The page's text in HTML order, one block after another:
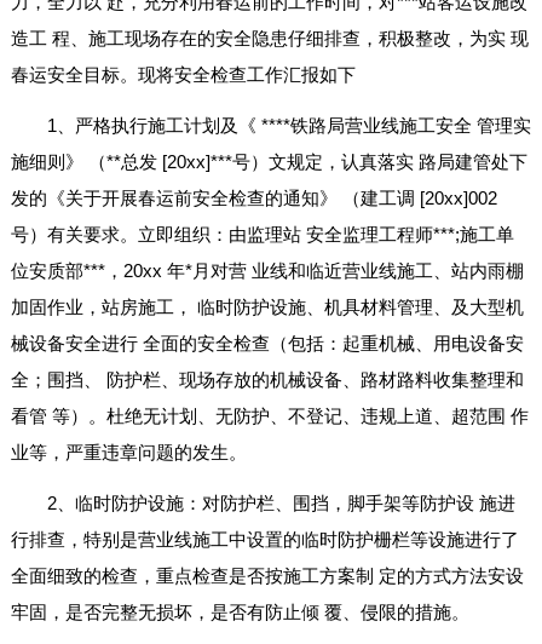
造工 程、施工现场存在的安全隐患仔细排查，积极整改，为实 现
春运安全目标。现将安全检查工作汇报如下
1、严格执行施工计划及《 ****铁路局营业线施工安全 管理实
施细则》 （**总发 [20xx]***号）文规定，认真落实 路局建管处下
发的《关于开展春运前安全检查的通知》 （建工调 [20xx]002
号）有关要求。立即组织：由监理站 安全监理工程师***;施工单
位安质部***，20xx 年*月对营 业线和临近营业线施工、站内雨棚
加固作业，站房施工， 临时防护设施、机具材料管理、及大型机
械设备安全进行 全面的安全检查（包括：起重机械、用电设备安
全；围挡、 防护栏、现场存放的机械设备、路材路料收集整理和
看管 等）。杜绝无计划、无防护、不登记、违规上道、超范围 作
业等，严重违章问题的发生。
2、临时防护设施：对防护栏、围挡，脚手架等防护设 施进
行排查，特别是营业线施工中设置的临时防护栅栏等设施进行了
全面细致的检查，重点检查是否按施工方案制 定的方式方法安设
牢固，是否完整无损坏，是否有防止倾 覆、侵限的措施。